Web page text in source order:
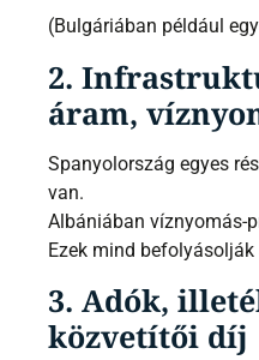
(Bulgáriában például
2.
áram,
Spanyolország egyes
van.
Albániában víznyomás-
Ezek mind befolyásolják
3. Adók,
közvetítői díj